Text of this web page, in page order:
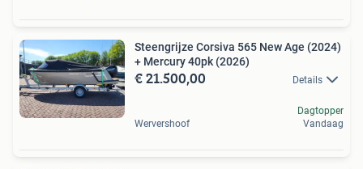
Steengrijze Corsiva 565 New Age (2024)
+ Mercury 40pk (2026)
€ 21.500,00 Details
Wervershoof
Dagtopper
Vandaag